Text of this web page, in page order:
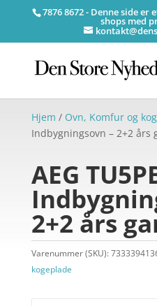
7876 8672 - Denne side
shops med
Hjem / Ovn, Komfur og
Indbygningsovn – 2+2 års
AEG
2+2 års
Varenummer (SKU):
kogeplade